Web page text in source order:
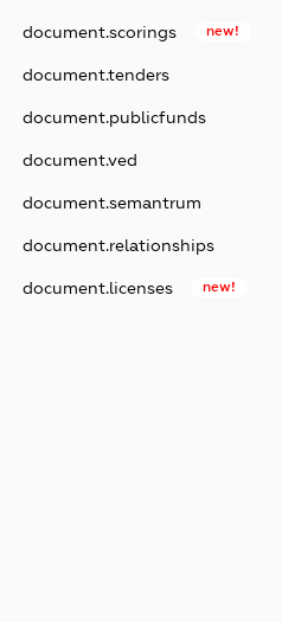
document.scorings new!
document.tenders
document.publicfunds
document.ved
document.semantrum
document.relationships
document.licenses new!